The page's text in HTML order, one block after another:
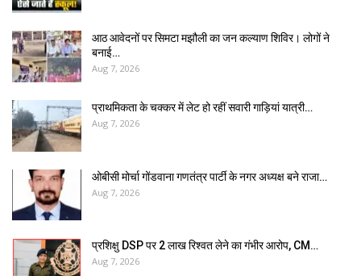
आठ आवेदनों पर सिमटा मझौली का जन कल्याण शिविर। लोगों ने
बनाई…
Aug 7, 2026
प्राथमिकता के चक्कर में लेट हो रहीं सवारी गाड़ियां यात्री…
Aug 7, 2026
ओबीसी मोर्चा गोंडवाना गणतंत्र पार्टी के नगर अध्यक्ष बने राजा…
Aug 7, 2026
प्रशिक्षु DSP पर ₹2 लाख रिश्वत लेने का गंभीर आरोप, CM…
Aug 7, 2026